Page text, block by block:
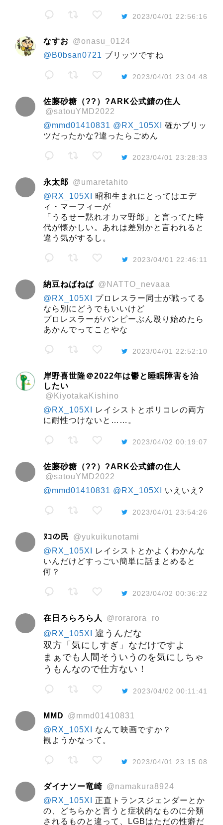
2023/04/01 22:56:16
なすお @onasu_0124
@B0bsan0721 ブリッツですね
2023/04/01 23:04:48
佐藤砂糖（??）?ARK公式鯖の住人
@satouYMD2022
@mmd01410831 @RX_105XI
確かブリッ
ツだったかな?違ったらごめん
2023/04/01 23:28:33
永太郎 @umaretahito
@RX_105XI
昭和生まれにとってはエデ
ィ・マーフィーが
「うるせー黙れオカマ野郎」と言ってた時
代が懐かしい。あれは差別かと言われると
違う気がするし。
2023/04/01 22:46:11
納豆ねばねば @NATTO_nevaaa
@RX_105XI
プロレスラー同士が戦ってる
なら別にどうでもいいけど
プロレスラーがパンピーぶん殴り始めたら
あかんでってことやな
2023/04/01 22:52:10
岸野喜世隆＠2022年は鬱と睡眠障害を治
したい
@KiyotakaKishino
@RX_105XI
レイシストとポリコレの両方
に耐性つけないと……。
2023/04/02 00:19:07
佐藤砂糖（??）?ARK公式鯖の住人
@satouYMD2022
@mmd01410831 @RX_105XI いえいえ?
2023/04/01 23:54:26
ﾇｺの民 @yukuikunotami
@RX_105XI
レイシストとかよくわかんな
いんだけどすっごい簡単に話まとめると
何？
2023/04/02 00:36:22
在日ろらろら人
@rorarora_ro
@RX_105XI
違うんだな
双方「気にしすぎ」なだけですよ
まぁでも人間そういうのを気にしちゃ
うもんなので仕方ない！
2023/04/02 00:11:41
MMD
@mmd01410831
@RX_105XI
なんて映画ですか？
観ようかなって。
2023/04/01 23:15:08
ダイナソー竜崎 @namakura8924
@RX_105XI
正直トランスジェンダーとか
の、どちらかと言うと症状的なものに分類
されるものと違って、LGBはただの性癖だ